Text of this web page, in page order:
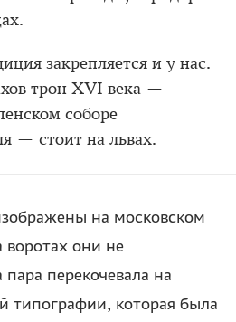
закрепляется и у нас.
трон XVI века —
соборе
— стоит на львах.
на московском
они не
перекочевала на
типографии, которая была